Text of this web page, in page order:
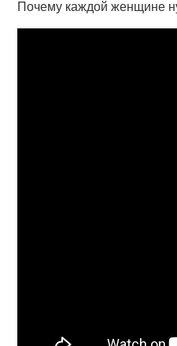
Почему каждой женщине